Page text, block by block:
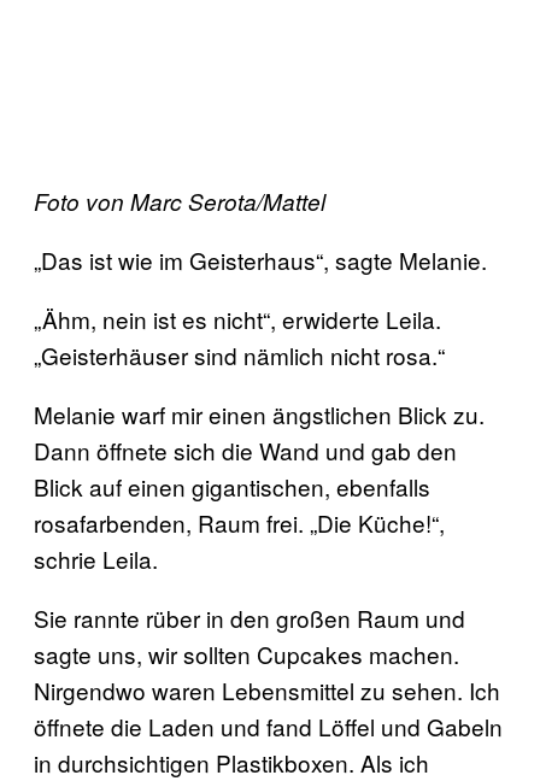
Foto von Marc Serota/Mattel
„Das ist wie im Geisterhaus“, sagte Melanie.
„Ähm, nein ist es nicht“, erwiderte Leila.
„Geisterhäuser sind nämlich nicht rosa.“
Melanie warf mir einen ängstlichen Blick zu.
Dann öffnete sich die Wand und gab den
Blick auf einen gigantischen, ebenfalls
rosafarbenden, Raum frei. „Die Küche!“,
schrie Leila.
Sie rannte rüber in den großen Raum und
sagte uns, wir sollten Cupcakes machen.
Nirgendwo waren Lebensmittel zu sehen. Ich
öffnete die Laden und fand Löffel und Gabeln
in durchsichtigen Plastikboxen. Als ich